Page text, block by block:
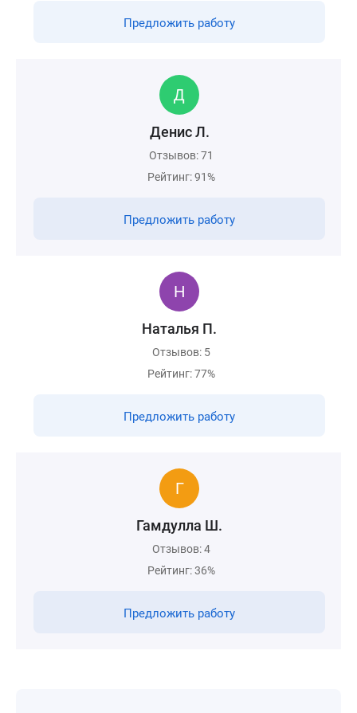
Предложить работу
Денис Л.
Отзывов: 71
Рейтинг: 91%
Предложить работу
Наталья П.
Отзывов: 5
Рейтинг: 77%
Предложить работу
Гамдулла Ш.
Отзывов: 4
Рейтинг: 36%
Предложить работу